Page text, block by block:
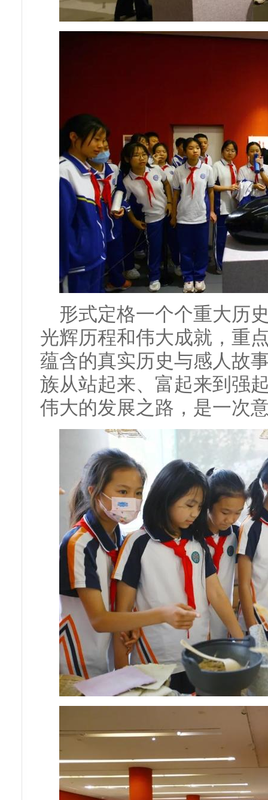
形式定格一个个重大历
光辉历程和伟大成就，重
蕴含的真实历史与感人故
族从站起来、富起来到强
伟大的发展之路，是一次